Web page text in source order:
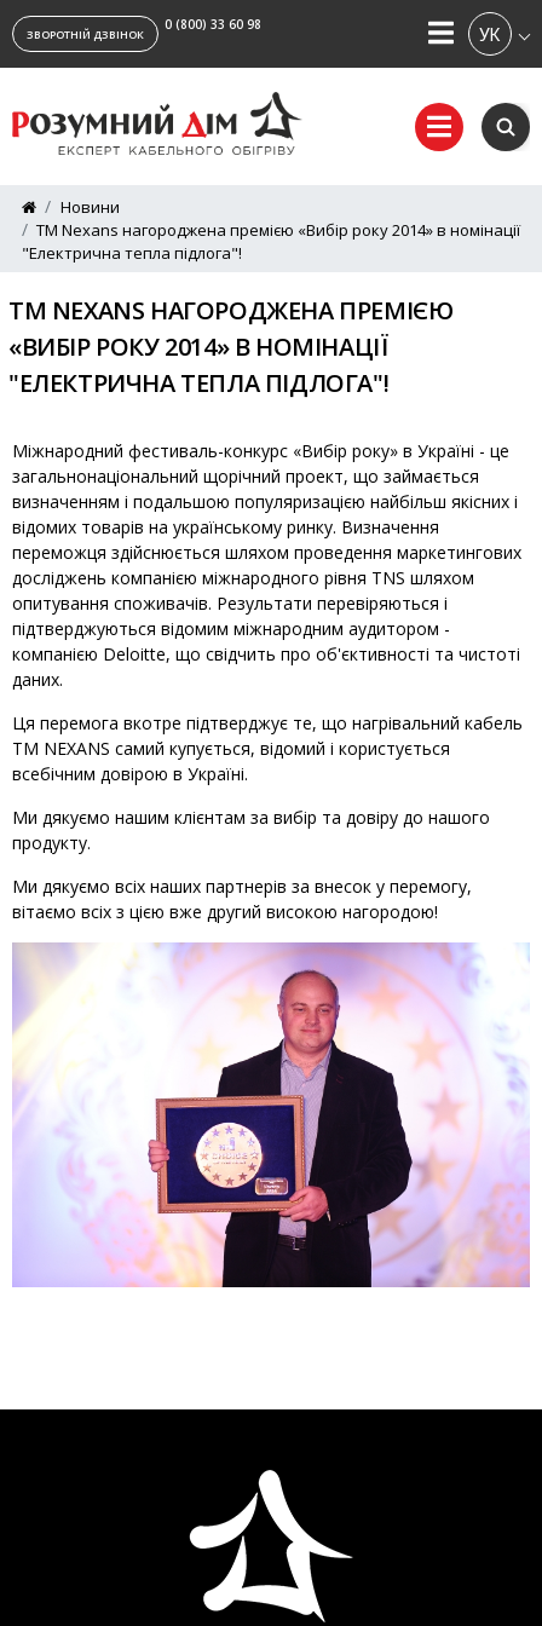
ЗВОРОТНІЙ ДЗВІНОК
0 (800) 33 60 98
Новини
ТМ Nexans нагороджена премією «Вибір року 2014» в номінації
"Електрична тепла підлога"!
ТМ NEXANS НАГОРОДЖЕНА ПРЕМІЄЮ
«ВИБІР РОКУ 2014» В НОМІНАЦІЇ
"ЕЛЕКТРИЧНА ТЕПЛА ПІДЛОГА"!
Міжнародний фестиваль-конкурс «Вибір року» в Україні - це
загальнонаціональний щорічний проект, що займається
визначенням і подальшою популяризацією найбільш якісних і
відомих товарів на українському ринку. Визначення
переможця здійснюється шляхом проведення маркетингових
досліджень компанією міжнародного рівня TNS шляхом
опитування споживачів. Результати перевіряються і
підтверджуються відомим міжнародним аудитором -
компанією Deloitte, що свідчить про об'єктивності та чистоті
даних.
Ця перемога вкотре підтверджує те, що нагрівальний кабель
ТМ NEXANS самий купується, відомий і користується
всебічним довірою в Україні.
Ми дякуємо нашим клієнтам за вибір та довіру до нашого
продукту.
Ми дякуємо всіх наших партнерів за внесок у перемогу,
вітаємо всіх з цією вже другий високою нагородою!